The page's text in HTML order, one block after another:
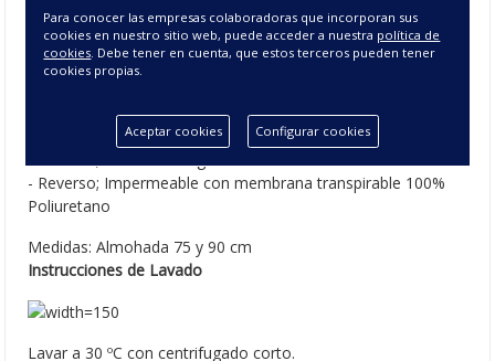
Funda de Cojín Impermeable
CARACTERÍSTICAS DEL PROTECTOR DE
Composición:
- Reverso; Impermeable con membrana transpirable 100%
Poliuretano
Medidas: Almohada 75 y 90 cm
Instrucciones de Lavado
Lavar a 30 ºC con centrifugado corto.
Para conocer las empresas colaboradoras que incorporan sus
cookies en nuestro sitio web, puede acceder a nuestra política de
cookies. Debe tener en cuenta, que estos terceros pueden tener
cookies propias.
Aceptar cookies Configurar cookies